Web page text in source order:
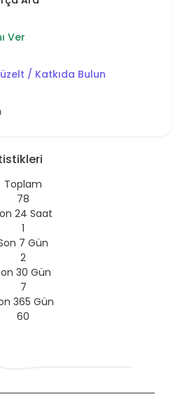
Ver
/ Katkıda Bulun
Toplam
78
24 Saat
1
7 Gün
2
30 Gün
7
365 Gün
60